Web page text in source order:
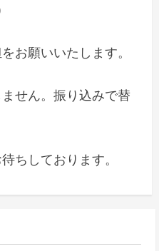
お願いいたします。
せん。振り込みで替
ちしております。